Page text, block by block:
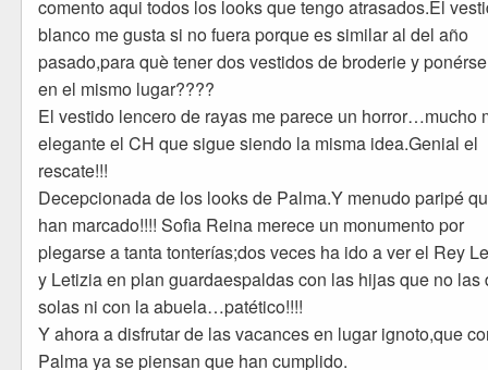
comento aqui todos los looks que tengo atrasados.El
blanco me gusta si no fuera porque es similar al del año
pasado,para què tener dos vestidos de broderie y
en el mismo lugar????
El vestido lencero de rayas me parece un horror…mucho
elegante el CH que sigue siendo la misma idea.Genial el
rescate!!!
Decepcionada de los looks de Palma.Y menudo paripé
han marcado!!!! Sofìa Reina merece un monumento por
plegarse a tanta tonterías;dos veces ha ido a ver el Rey
y Letizia en plan guardaespaldas con las hijas que no las
solas ni con la abuela…patético!!!!
Y ahora a disfrutar de las vacances en lugar ignoto,que
Palma ya se piensan que han cumplido.